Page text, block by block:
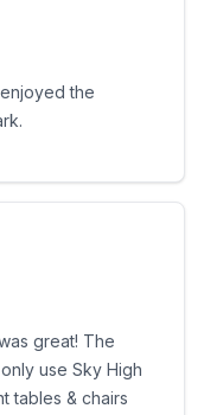
the
great! The
use Sky High
tables & chairs